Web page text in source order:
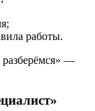
работы.
разберёмся» —